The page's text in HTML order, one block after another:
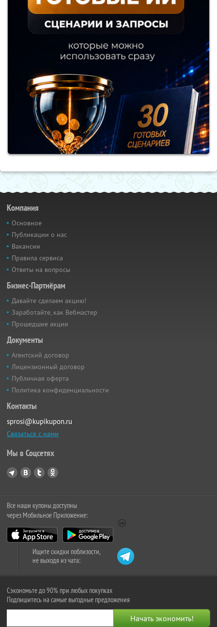
Компания
Основное
Публикации о нас
Вакансии
Правила сервиса
Ответы на вопросы
Бизнес-Партнёрам
Давайте сделаем акцию!
Заработайте, как Вебмастер
Прошедшие акции
Документы
Агентский договор
Лицензионный договор
Публичная оферта
Политика конфиденциальности
Контакты
sprosi@kupikupon.ru
Связаться с нами
Мы в Соцсетях
Все наши купоны доступны
через Мобильное Приложение:
Ищите скидки поблизости,
не выходя из чата:
Сэкономьте до 90% при любых покупках
Подпишитесь на самые выгодные предложения